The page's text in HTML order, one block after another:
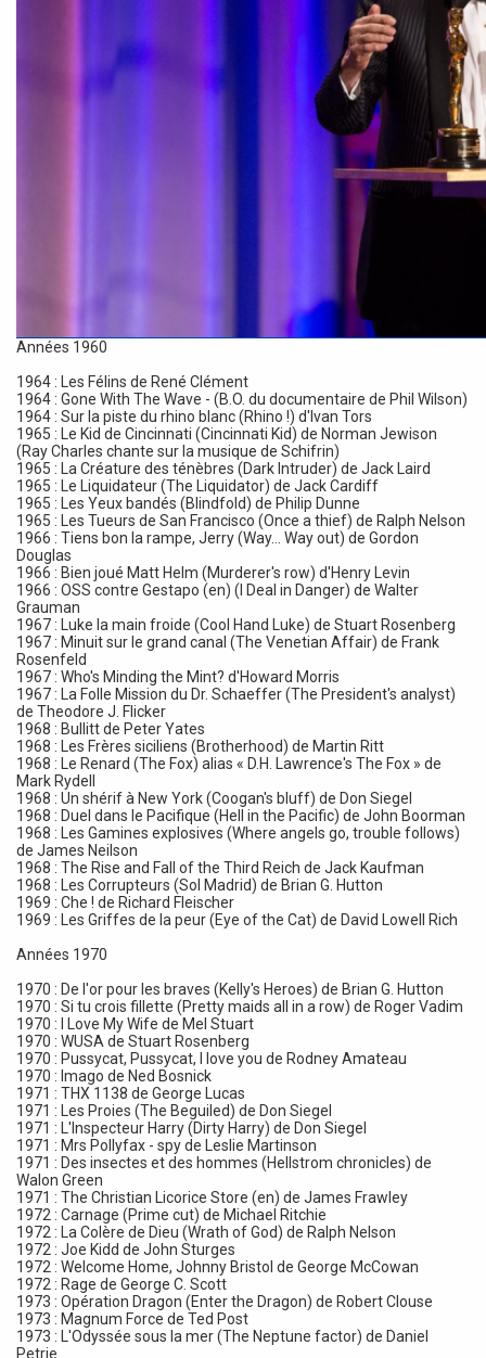
Années 1960
1964 : Les Félins de René Clément
1964 : Gone With The Wave - (B.O. du documentaire de Phil Wilson)
1964 : Sur la piste du rhino blanc (Rhino !) d'Ivan Tors
1965 : Le Kid de Cincinnati (Cincinnati Kid) de Norman Jewison
(Ray Charles chante sur la musique de Schifrin)
1965 : La Créature des ténèbres (Dark Intruder) de Jack Laird
1965 : Le Liquidateur (The Liquidator) de Jack Cardiff
1965 : Les Yeux bandés (Blindfold) de Philip Dunne
1965 : Les Tueurs de San Francisco (Once a thief) de Ralph Nelson
1966 : Tiens bon la rampe, Jerry (Way... Way out) de Gordon
Douglas
1966 : Bien joué Matt Helm (Murderer's row) d'Henry Levin
1966 : OSS contre Gestapo (en) (I Deal in Danger) de Walter
Grauman
1967 : Luke la main froide (Cool Hand Luke) de Stuart Rosenberg
1967 : Minuit sur le grand canal (The Venetian Affair) de Frank
Rosenfeld
1967 : Who's Minding the Mint? d'Howard Morris
1967 : La Folle Mission du Dr. Schaeffer (The President's analyst)
de Theodore J. Flicker
1968 : Bullitt de Peter Yates
1968 : Les Frères siciliens (Brotherhood) de Martin Ritt
1968 : Le Renard (The Fox) alias « D.H. Lawrence's The Fox » de
Mark Rydell
1968 : Un shérif à New York (Coogan's bluff) de Don Siegel
1968 : Duel dans le Pacifique (Hell in the Pacific) de John Boorman
1968 : Les Gamines explosives (Where angels go, trouble follows)
de James Neilson
1968 : The Rise and Fall of the Third Reich de Jack Kaufman
1968 : Les Corrupteurs (Sol Madrid) de Brian G. Hutton
1969 : Che ! de Richard Fleischer
1969 : Les Griffes de la peur (Eye of the Cat) de David Lowell Rich
Années 1970
1970 : De l'or pour les braves (Kelly's Heroes) de Brian G. Hutton
1970 : Si tu crois fillette (Pretty maids all in a row) de Roger Vadim
1970 : I Love My Wife de Mel Stuart
1970 : WUSA de Stuart Rosenberg
1970 : Pussycat, Pussycat, I love you de Rodney Amateau
1970 : Imago de Ned Bosnick
1971 : THX 1138 de George Lucas
1971 : Les Proies (The Beguiled) de Don Siegel
1971 : L'Inspecteur Harry (Dirty Harry) de Don Siegel
1971 : Mrs Pollyfax - spy de Leslie Martinson
1971 : Des insectes et des hommes (Hellstrom chronicles) de
Walon Green
1971 : The Christian Licorice Store (en) de James Frawley
1972 : Carnage (Prime cut) de Michael Ritchie
1972 : La Colère de Dieu (Wrath of God) de Ralph Nelson
1972 : Joe Kidd de John Sturges
1972 : Welcome Home, Johnny Bristol de George McCowan
1972 : Rage de George C. Scott
1973 : Opération Dragon (Enter the Dragon) de Robert Clouse
1973 : Magnum Force de Ted Post
1973 : L'Odyssée sous la mer (The Neptune factor) de Daniel
Petrie